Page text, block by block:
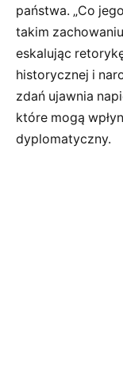
państwa. „Co
takim
eskalując
historycznej i
zdań ujawnia
które mogą
dyplomatyczny.